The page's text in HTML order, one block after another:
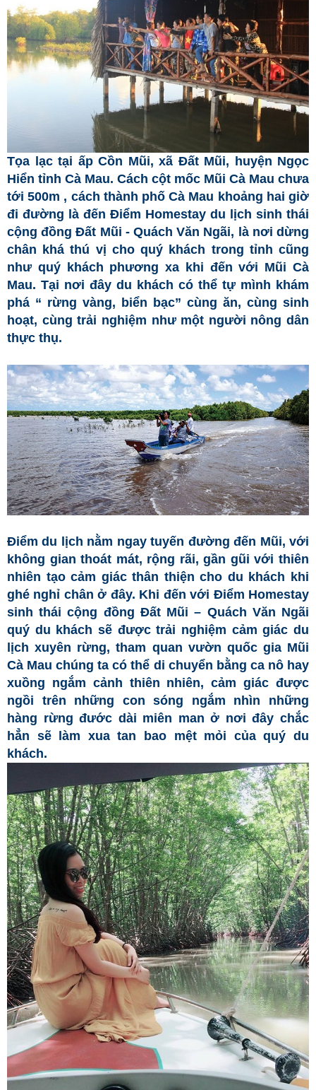
Tọa lạc tại ấp Cồn Mũi, xã Đất Mũi, huyện Ngọc
Hiển tỉnh Cà Mau. Cách cột mốc Mũi Cà Mau chưa
tới 500m , cách thành phố Cà Mau khoảng hai giờ
đi đường là đến Điểm Homestay du lịch sinh thái
cộng đồng Đất Mũi - Quách Văn Ngãi, là nơi dừng
chân khá thú vị cho quý khách trong tỉnh cũng
như quý khách phương xa khi đến với Mũi Cà
Mau. Tại nơi đây du khách có thể tự mình khám
phá “ rừng vàng, biển bạc” cùng ăn, cùng sinh
hoạt, cùng trải nghiệm như một người nông dân
thực thụ.
Điểm du lịch nằm ngay tuyến đường đến Mũi, với
không gian thoát mát, rộng rãi, gần gũi với thiên
nhiên tạo cảm giác thân thiện cho du khách khi
ghé nghỉ chân ở đây. Khi đến với Điểm Homestay
sinh thái cộng đồng Đất Mũi – Quách Văn Ngãi
quý du khách sẽ được trải nghiệm cảm giác du
lịch xuyên rừng, tham quan vườn quốc gia Mũi
Cà Mau chúng ta có thể di chuyển bằng ca nô hay
xuồng ngắm cảnh thiên nhiên, cảm giác được
ngồi trên những con sóng ngắm nhìn những
hàng rừng đước dài miên man ở nơi đây chắc
hẳn sẽ làm xua tan bao mệt mỏi của quý du
khách.